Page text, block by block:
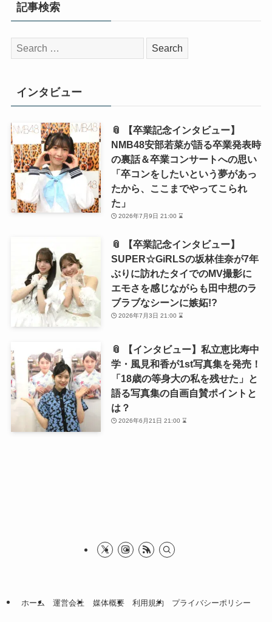
記事検索
検
索:
インタビュー
📎 【卒業記念インタビュー】
NMB48安部若菜が語る卒業発表時
の裏話＆卒業コンサートへの思い
「卒コンをしたいという夢があっ
たから、ここまでやってこられ
た」
2026年7月9日 21:00 ⌛
📎 【卒業記念インタビュー】
SUPER☆GiRLSの坂林佳奈が7年
ぶりに訪れたタイでのMV撮影に
エモさを感じながらも田中想のラ
ブラブなシーンに嫉妬!?
2026年7月3日 21:00 ⌛
📎 【インタビュー】私立恵比寿中
学・風見和香が1st写真集を発売！
「18歳の等身大の私を残せた」と
語る写真集の自画自賛ポイントと
は？
2026年6月21日 21:00 ⌛
ホーム 運営会社 媒体概要 利用規約 プライバシーポリシー